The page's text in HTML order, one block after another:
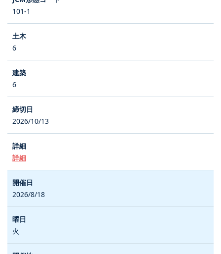
101-1
6
6
2026/10/13
詳細
2026/8/18
火